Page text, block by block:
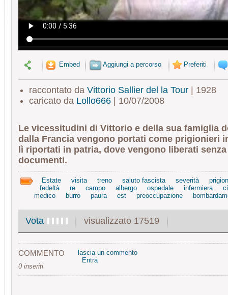
Embed Aggiungi a percorso Preferiti
raccontato da Vittorio Sallier del la Tour| 1928
caricato da Lollo666| 10/07/2008
Le vicessitudini di Vittorio e della sua famiglia
dalla Francia vengono portati come prigionieri
lì riportati in patria, dove vengono liberati
documenti.
Estate visita treno saluto fascista severità
fedeltà
re campo albergo ospedale infermiera
medico
burro paura est preoccupazione
Vota visualizzato 17519
COMMENTO
0 inseriti
lascia un commento
Entra